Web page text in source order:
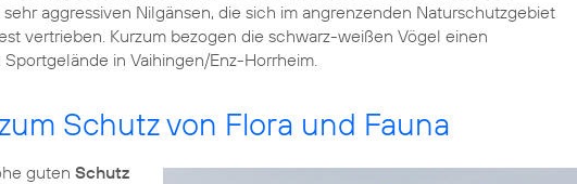
aggressiven Nilgänsen, die sich im angrenzenden Naturschutzgebiet
vertrieben. Kurzum bezogen die schwarz-weißen Vögel einen
in Vaihingen/Enz-Horrheim.
Schutz von Flora und Fauna
guten Schutz